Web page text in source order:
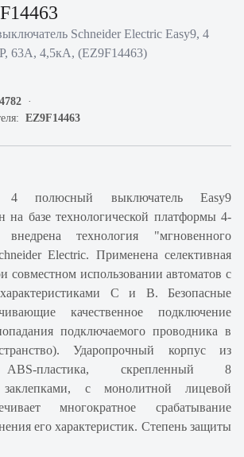
Schneider Electric Easy9, 4
63А, 4,5кА, (EZ9F14463)
EZ9F14463
Автоматический 4 полюсный выключатель Easy9
на базе технологической платформы 4-
технология "мгновенного
Electric. Применена селективная
совместном использовании автоматов с
C и B. Безопасные
качественное подключение
подключаемого проводника в
Ударопрочный корпус из
ABS-пластика, скрепленный 8
заклепками, с монолитной лицевой
многократное срабатывание
его характеристик. Степень защиты